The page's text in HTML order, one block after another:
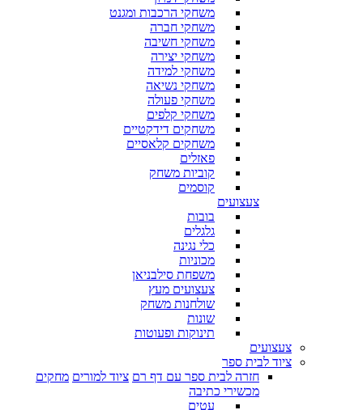
משחקי הרכבות ומגנט
משחקי חברה
משחקי חשיבה
משחקי יצירה
משחקי למידה
משחקי נשיאה
משחקי פעולה
משחקי קלפים
משחקים דידקטיים
משחקים קלאסיים
פאזלים
קוביות משחק
קוסמים
צעצועים
בובות
גלגלים
כלי נגינה
מכוניות
משפחת סילבניאן
צעצועים מעץ
שולחנות משחק
שונות
תינוקות ופעוטות
צעצועים
ציוד לבית ספר
חזרה לבית ספר עם דף רם ציוד למורים מחקים
מכשירי כתיבה
עטים